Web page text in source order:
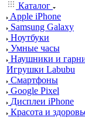
Каталог
Apple iPhone
Samsung Galaxy
Ноутбуки
Умные часы
Наушники и
Игрушки Labubu
Смартфоны
Google Pixel
Дисплеи iPhone
Красота и